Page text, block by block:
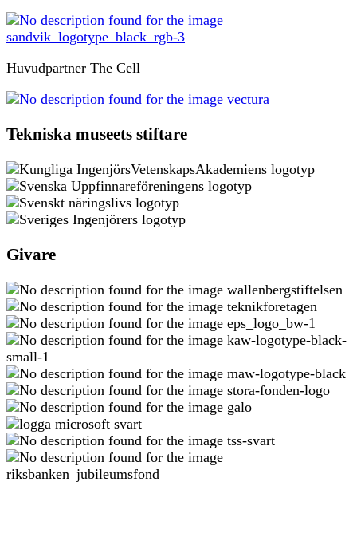
Huvudpartner The Cell
Tekniska museets stiftare
Givare